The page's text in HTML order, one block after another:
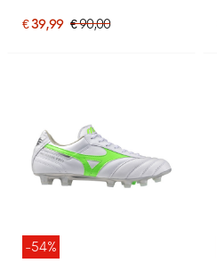
€ 39,99 € 90,00
-54%